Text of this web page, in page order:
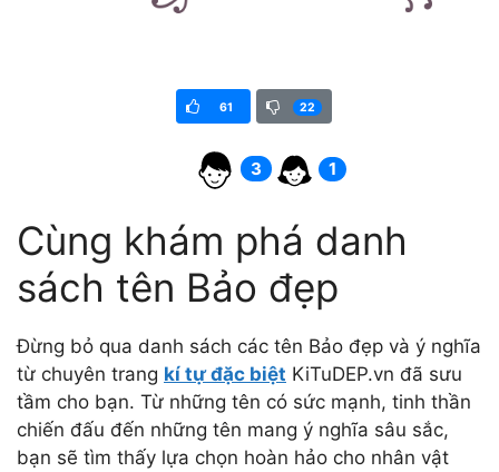
61 22
3 1
Cùng khám phá danh
sách tên Bảo đẹp
Đừng bỏ qua danh sách các tên Bảo đẹp và ý nghĩa
từ chuyên trang kí tự đặc biệt KiTuDEP.vn đã sưu
tầm cho bạn. Từ những tên có sức mạnh, tinh thần
chiến đấu đến những tên mang ý nghĩa sâu sắc,
bạn sẽ tìm thấy lựa chọn hoàn hảo cho nhân vật